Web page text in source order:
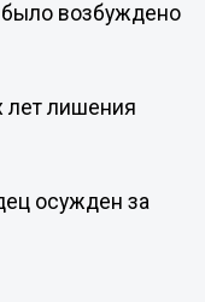
возбуждено
лет лишения
осужден за